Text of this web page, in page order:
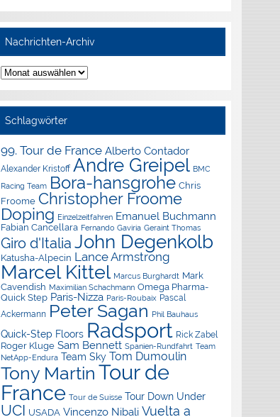
Nachrichten-Archiv
Nachrichten-
Archiv
Schlagwörter
99. Tour de France Alberto Contador
Alexander Kristoff Andre Greipel BMC
Racing Team Bora-hansgrohe Chris
Froome Christopher Froome
Doping Einzelzeitfahren Emanuel Buchmann
Fabian Cancellara Fernando Gaviria Geraint Thomas
Giro d'Italia John Degenkolb
Katusha-Alpecin Lance Armstrong
Marcel Kittel Marcus Burghardt Mark
Cavendish Maximilian Schachmann Omega Pharma-
Quick Step Paris-Nizza Paris-Roubaix Pascal
Ackermann Peter Sagan Phil Bauhaus
Quick-Step Floors Radsport Rick Zabel
Roger Kluge Sam Bennett Spanien-Rundfahrt Team
NetApp-Endura Team Sky Tom Dumoulin
Tony Martin Tour de
France Tour de Suisse Tour Down Under
UCI USADA Vincenzo Nibali Vuelta a